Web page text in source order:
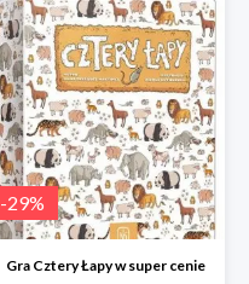
-29%
Gra Cztery Łapy w super cenie